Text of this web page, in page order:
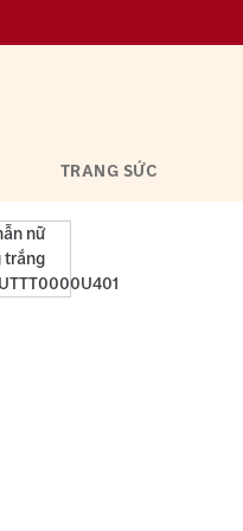
TRANG SỨC